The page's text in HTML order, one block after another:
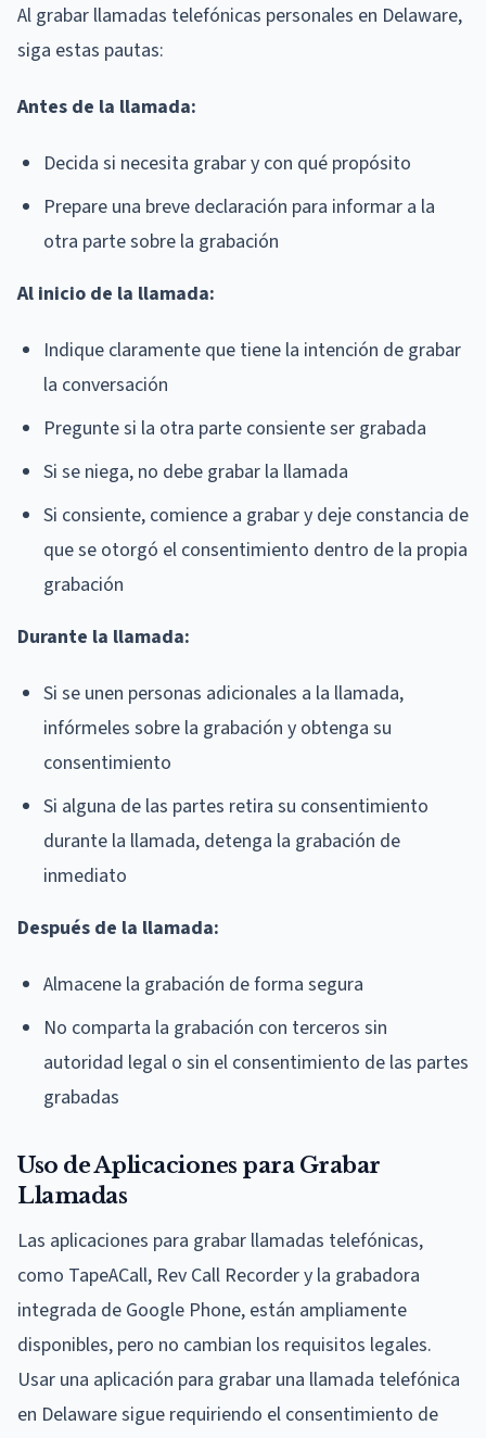
Al grabar llamadas telefónicas personales en Delaware,
siga estas pautas:
Antes de la llamada:
Decida si necesita grabar y con qué propósito
Prepare una breve declaración para informar a la
otra parte sobre la grabación
Al inicio de la llamada:
Indique claramente que tiene la intención de grabar
la conversación
Pregunte si la otra parte consiente ser grabada
Si se niega, no debe grabar la llamada
Si consiente, comience a grabar y deje constancia de
que se otorgó el consentimiento dentro de la propia
grabación
Durante la llamada:
Si se unen personas adicionales a la llamada,
infórmeles sobre la grabación y obtenga su
consentimiento
Si alguna de las partes retira su consentimiento
durante la llamada, detenga la grabación de
inmediato
Después de la llamada:
Almacene la grabación de forma segura
No comparta la grabación con terceros sin
autoridad legal o sin el consentimiento de las partes
grabadas
Uso de Aplicaciones para Grabar
Llamadas
Las aplicaciones para grabar llamadas telefónicas,
como TapeACall, Rev Call Recorder y la grabadora
integrada de Google Phone, están ampliamente
disponibles, pero no cambian los requisitos legales.
Usar una aplicación para grabar una llamada telefónica
en Delaware sigue requiriendo el consentimiento de